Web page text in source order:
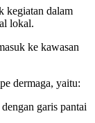
kegiatan dalam
lokal.
ke kawasan
dermaga, yaitu:
garis pantai